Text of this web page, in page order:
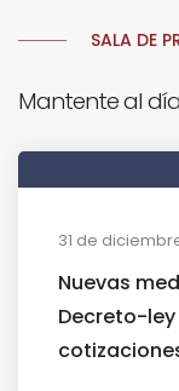
SALA DE
Mantente al
31 de
Nuevas
Decreto-